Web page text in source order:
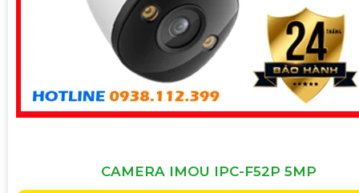
CAMERA IMOU IPC-F52P 5MP